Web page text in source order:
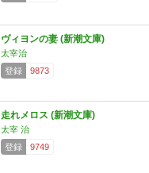
ヴィヨンの妻 (新潮文庫)
太宰治
登録
9873
走れメロス (新潮文庫)
太宰 治
登録
9749